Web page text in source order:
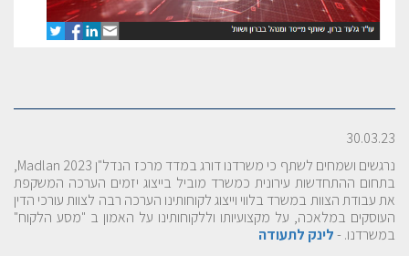
30.03.23
נרגשים ושמחים לשתף כי משרדנו דורג במדד מרכז הנדל"ן Madlan 2023,
בתחום ההתחדשות עירונית כמשרד מוביל בייצוג יזמים הערכה המשקפת
את עבודת הצוות במשרד בלווי וייצוג לקוחותינו הערכה רבה לצוות עורכי הדין
העוסקים במלאכה, על מקצועיותו וללקוחותינו על האמון ב "מסע הלקוח"
במשרדנו. -לינק לתעודה